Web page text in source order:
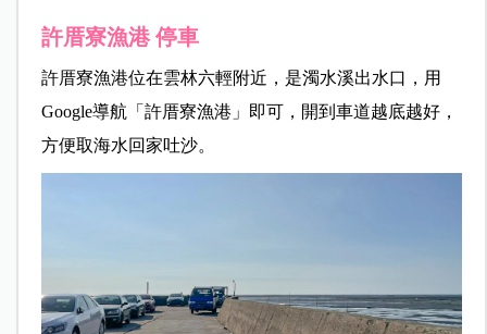
許厝寮漁港 停車
許厝寮漁港位在雲林六輕附近，是濁水溪出水口，用
Google導航「許厝寮漁港」即可，開到車道越底越好，
方便取海水回家吐沙。